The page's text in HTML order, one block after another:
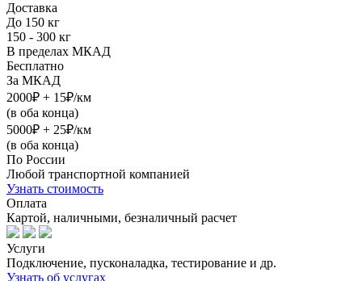
Доставка
До 150 кг
150 - 300 кг
В пределах МКАД
Бесплатно
За МКАД
2000₽ + 15₽/км
(в оба конца)
5000₽ + 25₽/км
(в оба конца)
По России
Любой транспортной компанией
Узнать стоимость
Оплата
Картой, наличными, безналичный расчет
Услуги
Подключение, пусконаладка, тестирование и др.
Узнать об услугах